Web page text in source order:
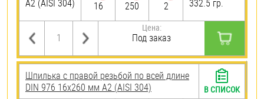
А2 (AISI 304)
16
250
2
332.5 гр.
Цена:
Под заказ
Шпилька с правой резьбой по всей длине
DIN 976 16х260 мм А2 (AISI 304)
В СПИСОК